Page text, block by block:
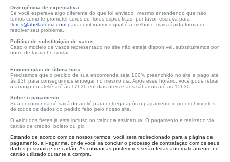
Divergência de expectativa:
Se você esperava algo diferente do que foi enviado, mesmo entendendo que não
temos como te prometer cores ou flores específicas, por favor, escreva para
flores@abeladodia.com para combinarmos qual é a melhor e mais rápida forma de
resolver seu problema.
Política de substituição de vasos:
Caso o modelo de vasos representado no site não esteja disponível, substituiremos por
outro de tamanho similar.
Encomendas de última hora:
Precisamos que o pedido de sua encomenda seja 100% preenchido no site e pago até
às 13h para conseguirmos entregar no mesmo dia. Após esse horário, você pode retirar
o arranjo no ateliê até às 17h30 em dias úteis e aos sábados até as 15h30.
Sobre o pagamento:
Sua encomenda só sairá do ateliê para entrega após o pagamento e preenchimentos
de todos os dados do pedido feito pelo nosso site.
O valor dos fretes já está incluso no valor da assinatura. O pagamento é realizado via
cartão de crédito, boleto ou pix.
Estando de acordo com os nossos termos, você será redirecionado para a página de
pagamento, a Pagar.me, onde você irá concluir o processo de contratação com os seus
dados pessoais e de cartão. As cobranças posteriores serão feitas automaticamente no
cartão utilizado durante a compra.